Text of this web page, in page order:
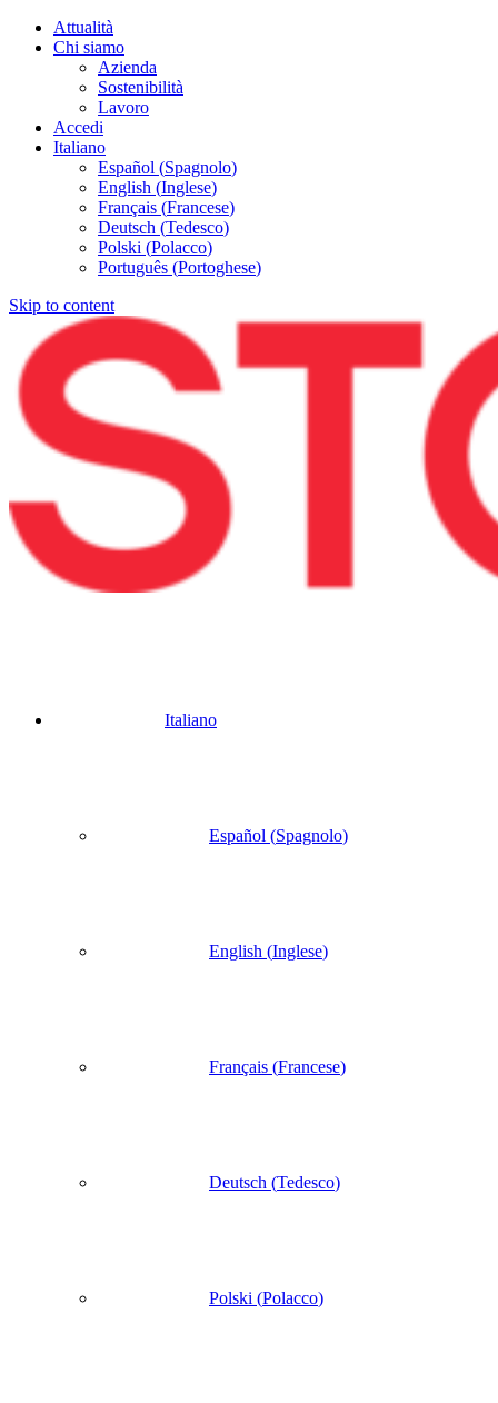
Attualità
Chi siamo
Azienda
Sostenibilità
Lavoro
Accedi
Italiano
Español (Spagnolo)
English (Inglese)
Français (Francese)
Deutsch (Tedesco)
Polski (Polacco)
Português (Portoghese)
Skip to content
Italiano
Español (Spagnolo)
English (Inglese)
Français (Francese)
Deutsch (Tedesco)
Polski (Polacco)